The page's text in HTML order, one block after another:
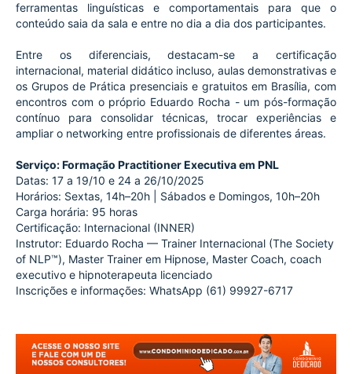
ferramentas linguísticas e comportamentais para que o
conteúdo saia da sala e entre no dia a dia dos participantes.
Entre os diferenciais, destacam-se a certificação
internacional, material didático incluso, aulas demonstrativas e
os Grupos de Prática presenciais e gratuitos em Brasília, com
encontros com o próprio Eduardo Rocha - um pós-formação
contínuo para consolidar técnicas, trocar experiências e
ampliar o networking entre profissionais de diferentes áreas.
Serviço: Formação Practitioner Executiva em PNL
Datas: 17 a 19/10 e 24 a 26/10/2025
Horários: Sextas, 14h–20h | Sábados e Domingos, 10h–20h
Carga horária: 95 horas
Certificação: Internacional (INNER)
Instrutor: Eduardo Rocha — Trainer Internacional (The Society
of NLP™), Master Trainer em Hipnose, Master Coach, coach
executivo e hipnoterapeuta licenciado
Inscrições e informações: WhatsApp (61) 99927-6717